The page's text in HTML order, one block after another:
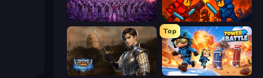
Idle Zombie Wave: Survivors Throne Tactics
Battle Arena
Top
Tower Battle